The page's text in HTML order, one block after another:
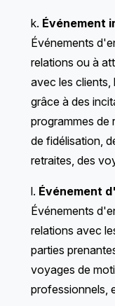
k. Événement
Événements
relations ou à
avec les clients,
grâce à des
programmes
de fidélisation,
retraites, des
l. Événement
Événements
relations avec
parties
voyages de
professionnels,